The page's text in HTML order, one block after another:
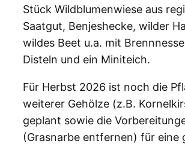
Stück Wildblumenwiese aus
Saatgut, Benjeshecke, wilder
wildes Beet u.a. mit
Disteln und ein Miniteich.
Für Herbst 2026 ist noch die
weiterer Gehölze (z.B.
geplant sowie die
(Grasnarbe entfernen) für eine